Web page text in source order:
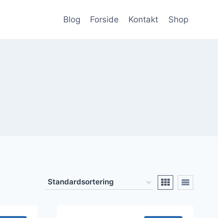
Blog Forside Kontakt Shop